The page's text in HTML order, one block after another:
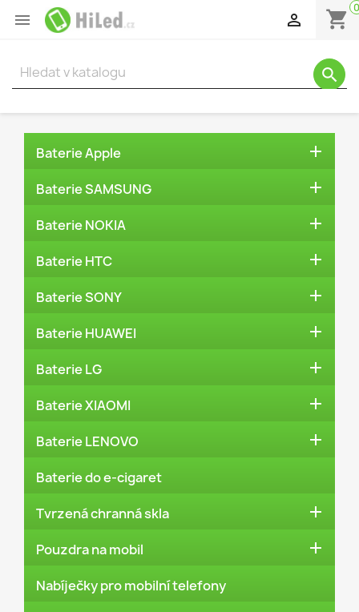
 shopping_cart 0

search
Baterie Apple 
Baterie SAMSUNG 
Baterie NOKIA 
Baterie HTC 
Baterie SONY 
Baterie HUAWEI 
Baterie LG 
Baterie XIAOMI 
Baterie LENOVO 
Baterie do e-cigaret
Tvrzená chranná skla 
Pouzdra na mobil 
Nabíječky pro mobilní telefony